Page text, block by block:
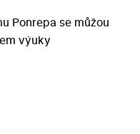
Ponrepa se můžou
výuky